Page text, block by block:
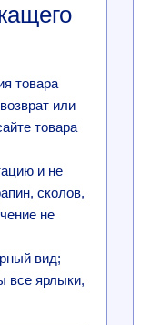
товара
или
товара
и не
сколов,
не
вид;
все ярлыки,